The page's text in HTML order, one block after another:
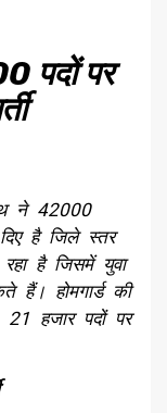
पर
ने 42000
है जिले स्तर
रहा है जिसमें युवा
हैं। होमगार्ड की
21 हजार पदों पर